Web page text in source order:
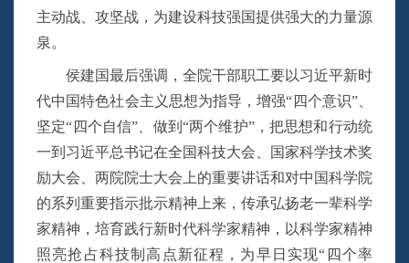
主动战、攻坚战，为建设科技强国提供强大的力量源
泉。
侯建国最后强调，全院干部职工要以习近平新时
代中国特色社会主义思想为指导，增强“四个意识”、
坚定“四个自信”、做到“两个维护”，把思想和行动统
一到习近平总书记在全国科技大会、国家科学技术奖
励大会、两院院士大会上的重要讲话和对中国科学院
的系列重要指示批示精神上来，传承弘扬老一辈科学
家精神，培育践行新时代科学家精神，以科学家精神
照亮抢占科技制高点新征程，为早日实现“四个率